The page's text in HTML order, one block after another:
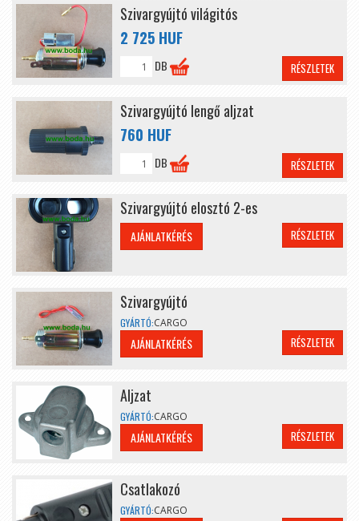
Szivargyújtó világitós
2 725 HUF
DB RÉSZLETEK
Szivargyújtó lengő aljzat
760 HUF
DB RÉSZLETEK
Szivargyújtó elosztó 2-es
AJÁNLATKÉRÉS RÉSZLETEK
Szivargyújtó
GYÁRTÓ:CARGO
AJÁNLATKÉRÉS RÉSZLETEK
Aljzat
GYÁRTÓ:CARGO
AJÁNLATKÉRÉS RÉSZLETEK
Csatlakozó
GYÁRTÓ:CARGO